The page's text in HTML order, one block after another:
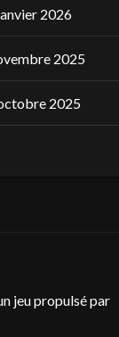
2026
2025
2025
jeu propulsé par